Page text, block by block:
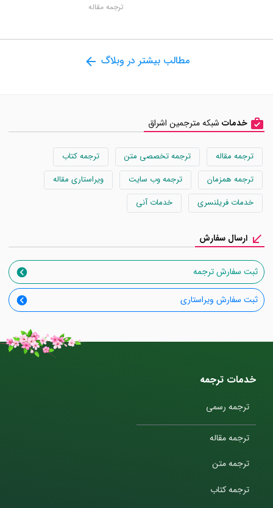
ترجمه مقاله
مطالب بیشتر در وبلاگ
خدمات شبکه مترجمین اشراق
ترجمه مقاله ترجمه تخصصی متن
ترجمه کتاب
ترجمه همزمان
ترجمه وب سایت
ویراستاری مقاله
خدمات فریلنسری
خدمات آنی
ارسال سفارش
ثبت سفارش ترجمه
ثبت سفارش ویراستاری
خدمات ترجمه
ترجمه رسمی
ترجمه مقاله
ترجمه متن
ترجمه کتاب